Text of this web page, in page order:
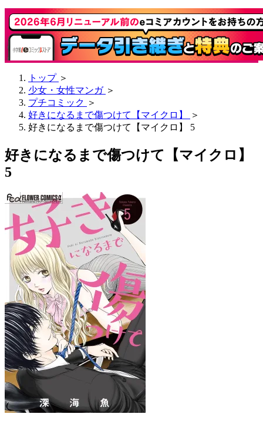
トップ ＞
少女・女性マンガ ＞
プチコミック ＞
好きになるまで傷つけて【マイクロ】
＞
好きになるまで傷つけて【マイクロ】 5
好きになるまで傷つけて【マイクロ】
5